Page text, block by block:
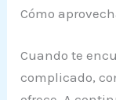
Cómo
Cuando te
complicado,